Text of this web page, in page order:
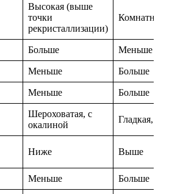
Высокая (выше
точки
рекристаллизации)
Комнатная
Больше Меньше
Меньше Больше
Меньше Больше
Шероховатая, с
окалиной
Гладкая, без
Ниже Выше
Меньше Больше